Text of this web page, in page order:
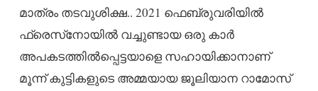
മാത്രം തടവുശിക്ഷ.. 2021 ഫെബ്രുവരിയിൽ
ഫ്രെസ്‌നോയിൽ വച്ചുണ്ടായ ഒരു കാർ
അപകടത്തിൽപ്പെട്ടയാളെ സഹായിക്കാനാണ്
മൂന്ന് കുട്ടികളുടെ അമ്മയായ ജൂലിയാന റാമോസ്